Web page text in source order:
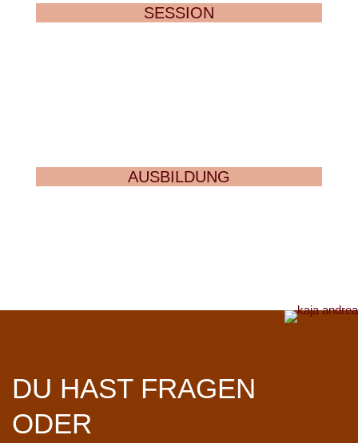
SESSION
AUSBILDUNG
DU HAST FRAGEN
ODER